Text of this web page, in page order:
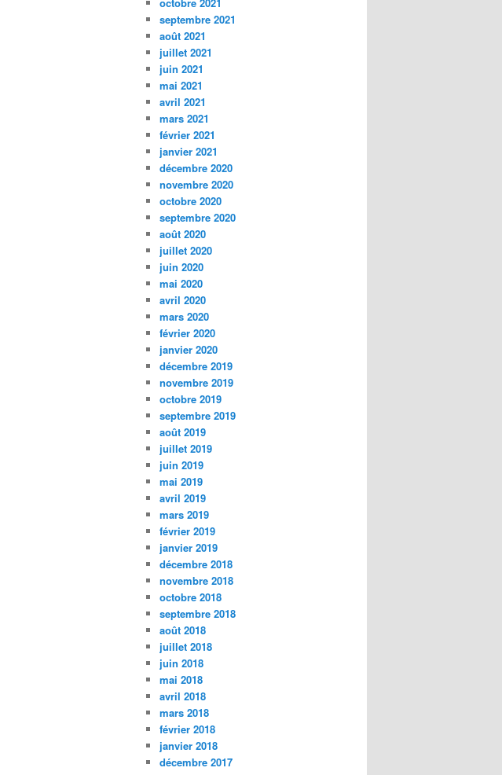
septembre 2021
août 2021
juillet 2021
juin 2021
mai 2021
avril 2021
mars 2021
février 2021
janvier 2021
décembre 2020
novembre 2020
octobre 2020
septembre 2020
août 2020
juillet 2020
juin 2020
mai 2020
avril 2020
mars 2020
février 2020
janvier 2020
décembre 2019
novembre 2019
octobre 2019
septembre 2019
août 2019
juillet 2019
juin 2019
mai 2019
avril 2019
mars 2019
février 2019
janvier 2019
décembre 2018
novembre 2018
octobre 2018
septembre 2018
août 2018
juillet 2018
juin 2018
mai 2018
avril 2018
mars 2018
février 2018
janvier 2018
décembre 2017